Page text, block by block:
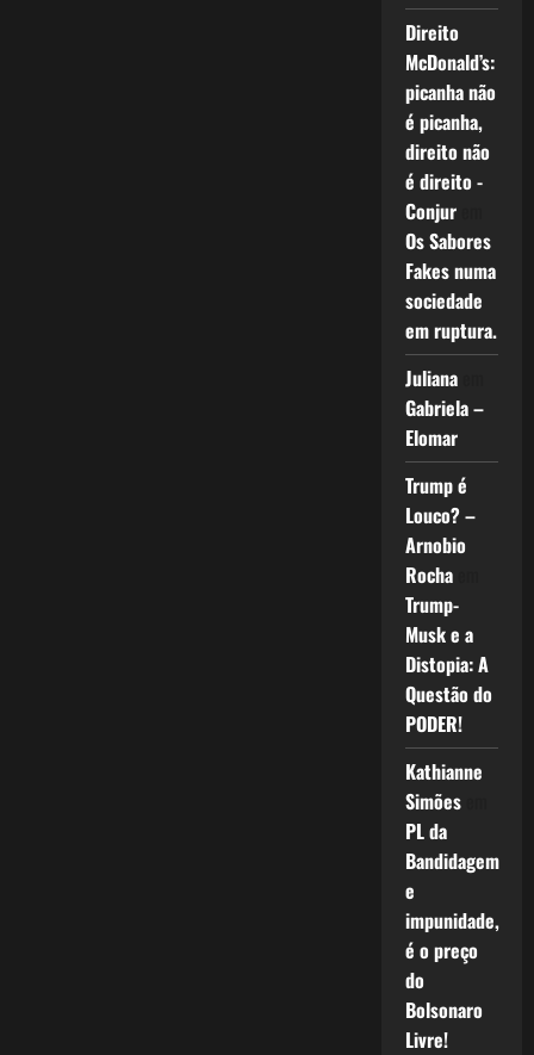
Direito
McDonald’s:
picanha não
é picanha,
direito não
é direito -
Conjurem
Os Sabores
Fakes numa
sociedade
em ruptura.
Julianaem
Gabriela –
Elomar
Trump é
Louco? –
Arnobio
Rochaem
Trump-
Musk e a
Distopia: A
Questão do
PODER!
Kathianne
Simõesem
PL da
Bandidagem
e
impunidade,
é o preço
do
Bolsonaro
Livre!